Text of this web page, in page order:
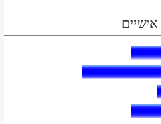
אישיים